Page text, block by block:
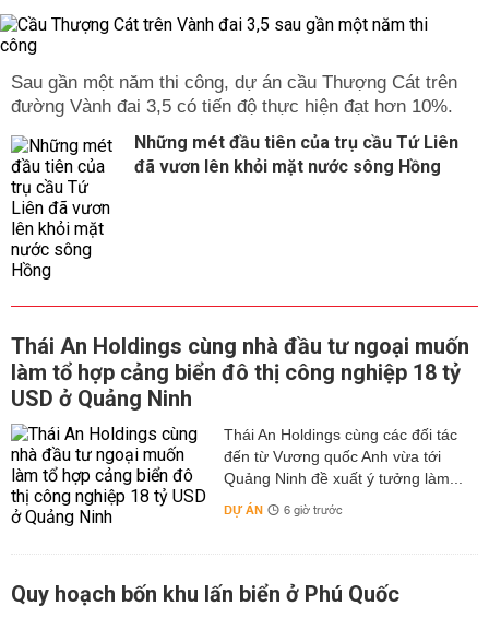
Sau gần một năm thi công, dự án cầu Thượng Cát trên
đường Vành đai 3,5 có tiến độ thực hiện đạt hơn 10%.
Những mét đầu tiên của trụ cầu Tứ Liên
đã vươn lên khỏi mặt nước sông Hồng
Thái An Holdings cùng nhà đầu tư ngoại muốn
làm tổ hợp cảng biển đô thị công nghiệp 18 tỷ
USD ở Quảng Ninh
Thái An Holdings cùng các đối tác
đến từ Vương quốc Anh vừa tới
Quảng Ninh đề xuất ý tưởng làm...
DỰ ÁN 6 giờ trước
Quy hoạch bốn khu lấn biển ở Phú Quốc